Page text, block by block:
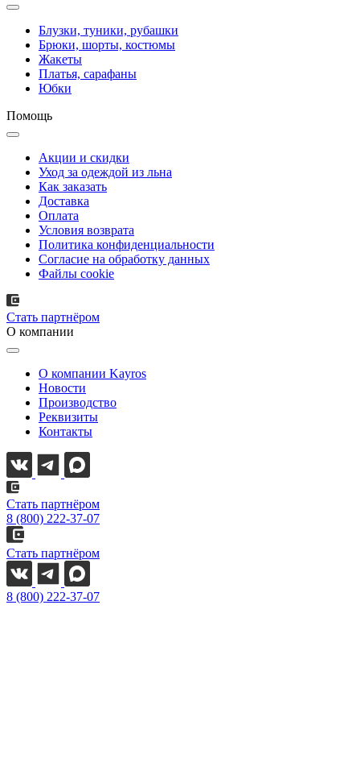
Блузки, туники, рубашки
Брюки, шорты, костюмы
Жакеты
Платья, сарафаны
Юбки
Помощь
Акции и скидки
Уход за одеждой из льна
Как заказать
Доставка
Оплата
Условия возврата
Политика конфиденциальности
Согласие на обработку данных
Файлы cookie
Стать партнёром
О компании
О компании Kayros
Новости
Производство
Реквизиты
Контакты
Стать партнёром
8 (800) 222-37-07
Стать партнёром
8 (800) 222-37-07